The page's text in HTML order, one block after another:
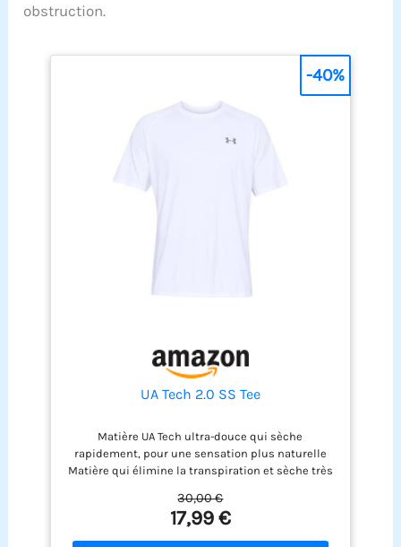
obstruction.
UA Tech 2.0 SS Tee
Matière UA Tech ultra-douce qui sèche
rapidement, pour une sensation plus naturelle
Matière qui élimine la transpiration et sèche très
ourlet arrondi UA Tech est notre équipement
d'entraînement original incontournable: ample,
léger et il vous garde au frais
30,00 €
17,99 €
-40%